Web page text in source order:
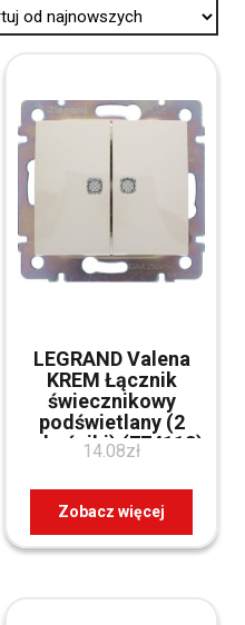
latest
LEGRAND Valena
KREM Łącznik
świecznikowy
podświetlany (2
wskaźniki) (774113)
14.08zł
Zobacz więcej